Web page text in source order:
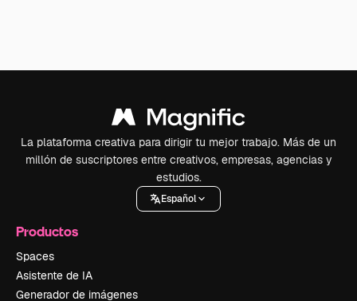
La plataforma creativa para dirigir tu mejor trabajo. Más de un
millón de suscriptores entre creativos, empresas, agencias y
estudios.
Español
Productos
Spaces
Asistente de IA
Generador de imágenes